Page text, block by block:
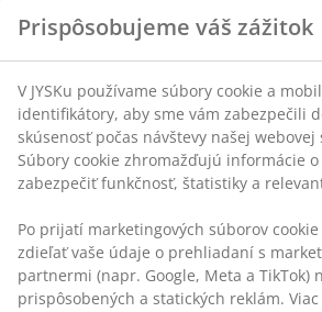
prirodzený šarm. Ideálny na
hračky, knihy alebo toaletné potreby.
cm
SKU: 4912842
Špecifikácie